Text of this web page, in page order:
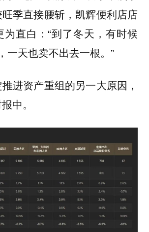
季直接腰斩，凯辉便利店店
为直白：“到了冬天，有时候
一天也卖不出去一根。”
进资产重组的另一大原因，
中。